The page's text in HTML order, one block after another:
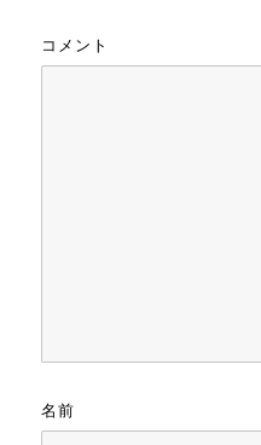
コメント
名前